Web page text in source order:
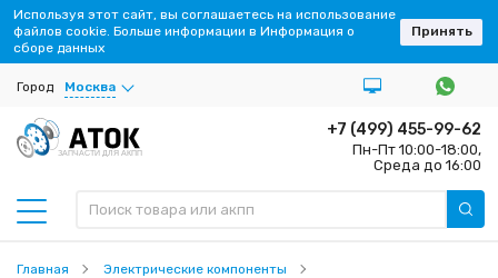
Город Москва
ЗАПЧАСТИ ДЛЯ АКПП
+7 (499) 455-99-62
Пн-Пт 10:00-18:00,
Среда до 16:00
Главная
Электрические компоненты
Используя этот сайт, вы соглашаетесь на использование
файлов cookie. Больше информации в Информация о
сборе данных
Принять